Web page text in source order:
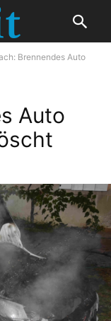
Brennendes Auto
Auto